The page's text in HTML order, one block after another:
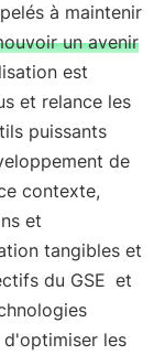
à maintenir
un avenir
est
et relance les
puissants
de
contexte,
et
tangibles et
du GSE et
les